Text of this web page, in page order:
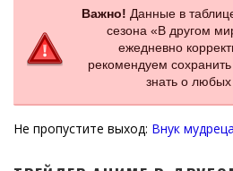
Важно! Данные в
сезона «В другом
ежедневно
рекомендуем
знать о
Не пропустите выход: Внук